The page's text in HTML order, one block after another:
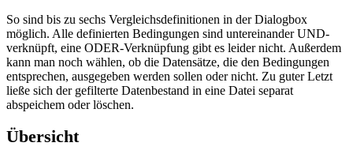
So sind bis zu sechs Vergleichsdefinitionen in der Dialogbox
möglich. Alle definierten Bedingungen sind untereinander UND-
verknüpft, eine ODER-Verknüpfung gibt es leider nicht. Außerdem
kann man noch wählen, ob die Datensätze, die den Bedingungen
entsprechen, ausgegeben werden sollen oder nicht. Zu guter Letzt
ließe sich der gefilterte Datenbestand in eine Datei separat
abspeichem oder löschen.
Übersicht